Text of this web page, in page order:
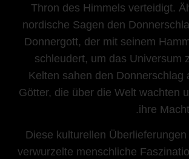
Thron des Himmels verteidigt.
nordische Sagen den
Donnergott, der mit seinem
schleudert, um das Universum
Kelten sahen den Donnerschlag
Götter, die über die Welt wachten
ihre
Diese kulturellen
verwurzelte menschliche